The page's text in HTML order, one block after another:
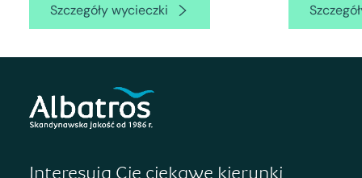
Szczegóły wycieczki
Interesują Cię ciekawe kierunki